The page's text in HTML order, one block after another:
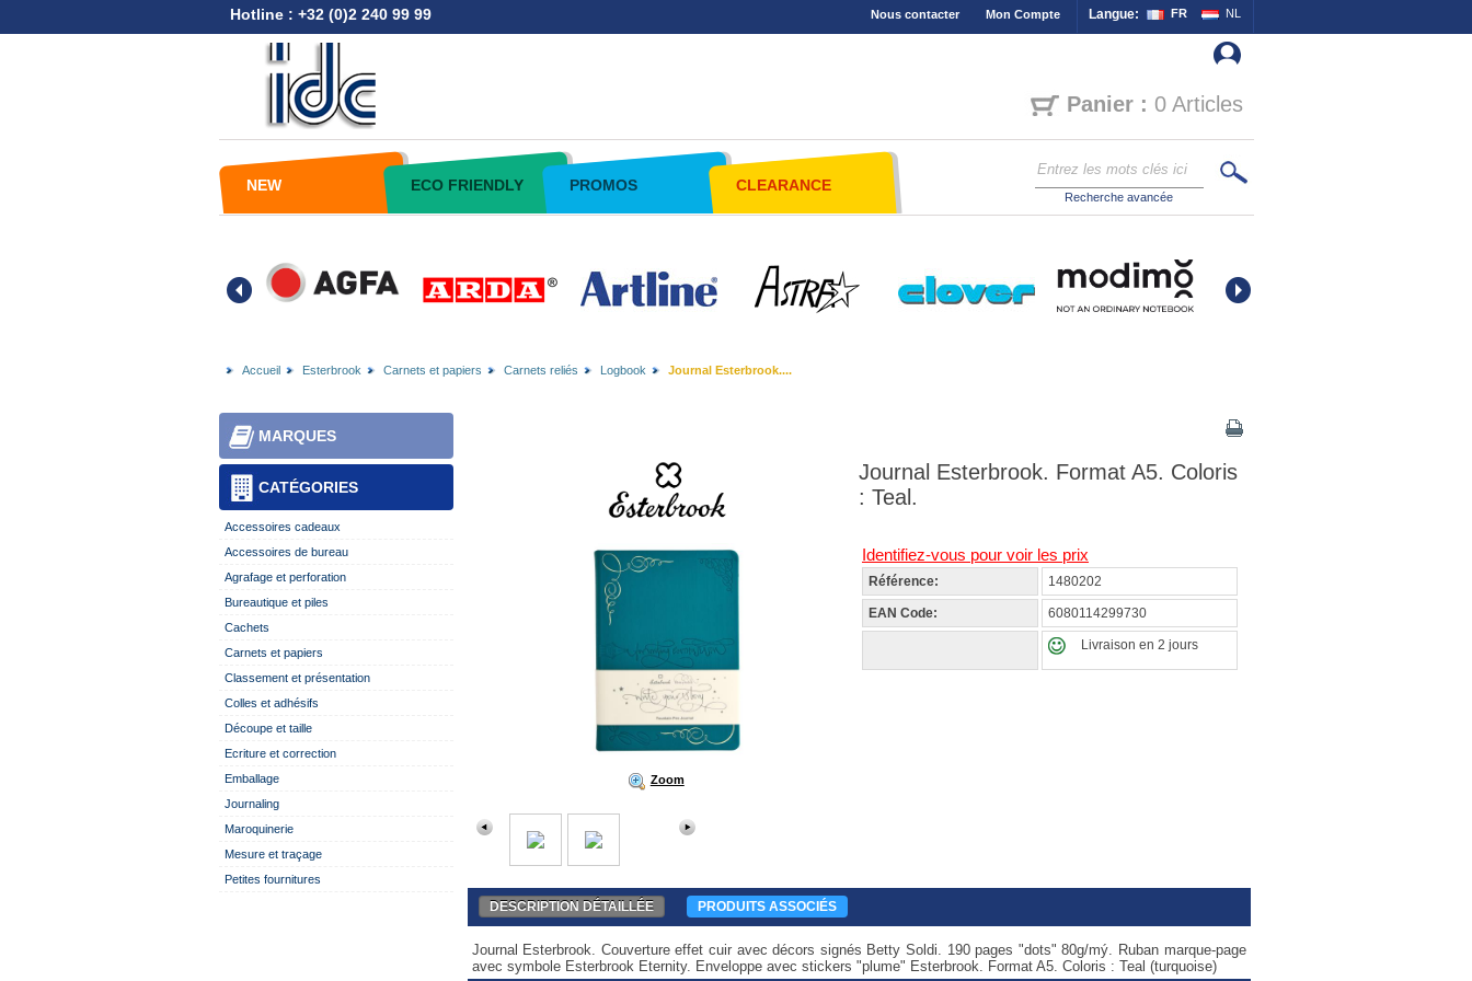
Hotline : +32 (0)2 240 99 99 Langue: FR NL
Nous contacter Mon Compte
Panier : 0 Articles
NEW ECO FRIENDLY PROMOS CLEARANCE
Recherche avancée
Accueil Esterbrook Carnets et papiers Carnets reliés Logbook Journal Esterbrook....
CATÉGORIES
MARQUES
Accessoires cadeaux
Accessoires de bureau
Agrafage et perforation
Bureautique et piles
Cachets
Carnets et papiers
Classement et présentation
Colles et adhésifs
Découpe et taille
Ecriture et correction
Emballage
Journaling
Maroquinerie
Mesure et traçage
Petites fournitures
Zoom
Journal Esterbrook. Format A5. Coloris
: Teal.
Identifiez-vous pour voir les prix
Référence: 1480202
EAN Code: 6080114299730
Livraison en 2 jours
DESCRIPTION DÉTAILLÉE PRODUITS ASSOCIÉS
Journal Esterbrook. Couverture effet cuir avec décors signés Betty Soldi. 190 pages "dots" 80g/mý. Ruban marque-page
avec symbole Esterbrook Eternity. Enveloppe avec stickers "plume" Esterbrook. Format A5. Coloris : Teal (turquoise)